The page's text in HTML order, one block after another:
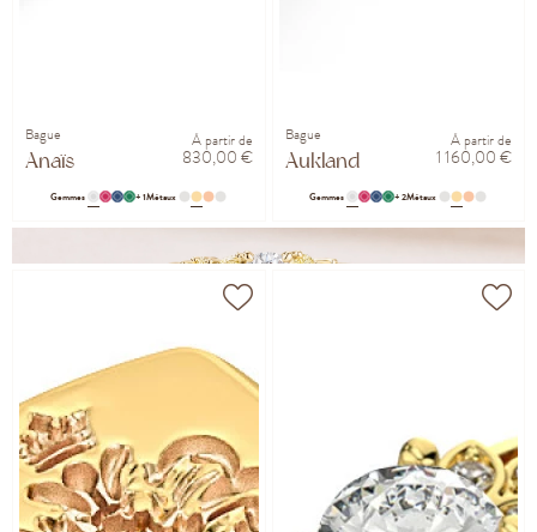
Bague
Anaïs
À partir de
830,00 €
Gemmes + 1Métaux
Bague
Aukland
À partir de
1 160,00 €
Gemmes + 2Métaux